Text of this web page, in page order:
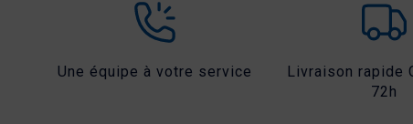
Une équipe à votre service
Livraison rapide
72h